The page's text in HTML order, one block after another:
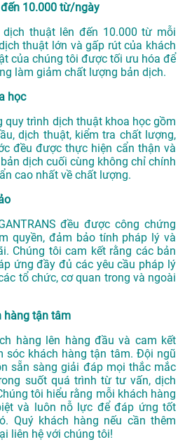
10.000 từ/ngày
thuật lên đến 10.000 từ mỗi
thuật lớn và gấp rút của khách
của chúng tôi được tối ưu hóa để
làm giảm chất lượng bản dịch.
học
quy trình dịch thuật khoa học gồm
dịch thuật, kiểm tra chất lượng,
đều được thực hiện cẩn thận và
dịch cuối cùng không chỉ chính
cao nhất về chất lượng.
đều được công chứng
quyền, đảm bảo tính pháp lý và
Chúng tôi cam kết rằng các bản
ứng đầy đủ các yêu cầu pháp lý
tổ chức, cơ quan trong và ngoài
hàng tận tâm
hàng lên hàng đầu và cam kết
sóc khách hàng tận tâm. Đội ngũ
sẵn sàng giải đáp mọi thắc mắc
suốt quá trình từ tư vấn, dịch
tôi hiểu rằng mỗi khách hàng
và luôn nỗ lực để đáp ứng tốt
Quý khách hàng nếu cần thêm
liên hệ với chúng tôi!